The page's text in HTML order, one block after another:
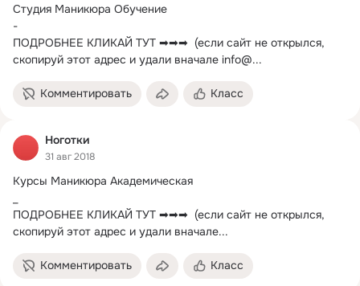
Студия Маникюра Обучение
-
ПОДРОБНЕЕ КЛИКАЙ ТУТ ➡➡➡  (если сайт не открылся,
скопируй этот адрес и удали вначале info@...
Комментировать Класс
Ноготки
31 авг 2018
Курсы Маникюра Академическая
ПОДРОБНЕЕ КЛИКАЙ ТУТ ➡➡➡  (если сайт не открылся,
скопируй этот адрес и удали вначале...
Комментировать Класс